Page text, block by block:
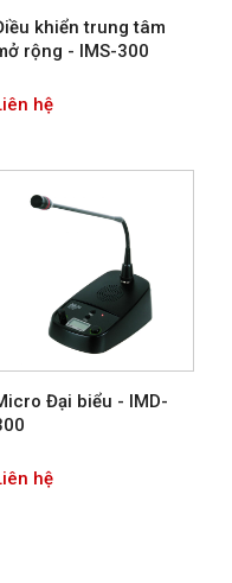
khiển trung tâm
rộng - IMS-300
hệ
Đại biểu - IMD-
hệ